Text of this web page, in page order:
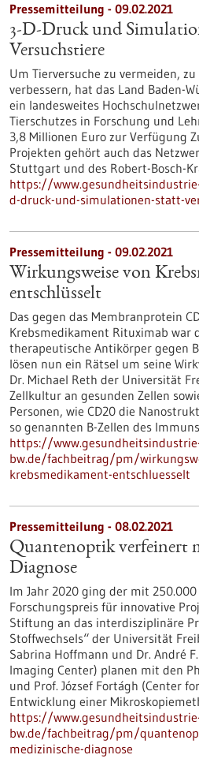
Pressemitteilung - 09.02.2021
3-D-Druck und
Versuchstiere
Um Tierversuche zu vermeiden,
verbessern, hat das Land Baden-
ein landesweites
Tierschutzes in Forschung und
3,8 Millionen Euro zur Verfügung
Projekten gehört auch das
Stuttgart und des Robert-Bosch-
https://
d-druck-und-simulationen-statt-
Pressemitteilung - 09.02.2021
Wirkungsweise von
entschlüsselt
Das gegen das Membranprotein
Krebsmedikament Rituximab war
therapeutische Antikörper gegen
lösen nun ein Rätsel um seine
Dr. Michael Reth der Universität
Zellkultur an gesunden Zellen
Personen, wie CD20 die
so genannten B-Zellen des
https://
bw.de/fachbeitrag/pm/
krebsmedikament-entschluesselt
Pressemitteilung - 08.02.2021
Quantenoptik verfeinert
Diagnose
Im Jahr 2020 ging der mit
Forschungspreis für innovative
Stiftung an das interdisziplinäre
Stoffwechsels“ der Universität
Sabrina Hoffmann und Dr. André
Imaging Center) planen mit den
und Prof. József Fortágh (Center
Entwicklung einer
https://
bw.de/fachbeitrag/pm/
medizinische-diagnose